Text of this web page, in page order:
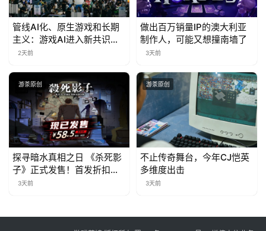
管线AI化、原生游戏和长期
主义：游戏AI进入新共识时
代2天前
做出百万销量IP的澳大利亚
制作人，可能又想撞南墙了
3天前
游茶原创
探寻暗水真相之日 《杀死影
子》正式发售！首发折扣限
时开启中
3天前
游茶原创
不止传奇舞台，今年CJ恺英
多维度出击
3天前